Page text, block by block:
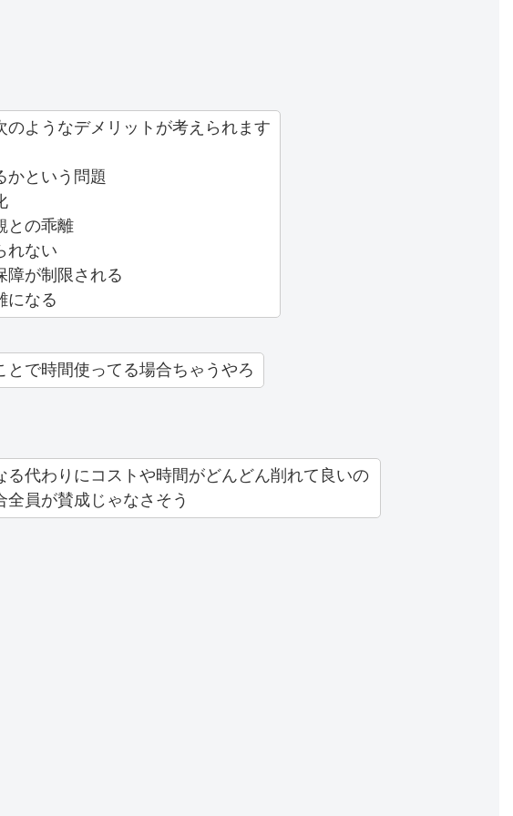
のようなデメリットが考えられます
かという問題
との乖離
れない
障が制限される
になる
とで時間使ってる場合ちゃうやろ
る代わりにコストや時間がどんどん削れて良いの
全員が賛成じゃなさそう